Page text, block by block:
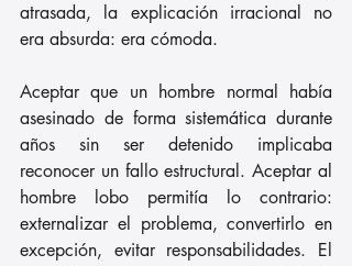
atrasada, la explicación irracional no
era absurda: era cómoda.
Aceptar que un hombre normal había
asesinado de forma sistemática durante
años sin ser detenido implicaba
reconocer un fallo estructural. Aceptar al
hombre lobo permitía lo contrario:
externalizar el problema, convertirlo en
excepción, evitar responsabilidades. El